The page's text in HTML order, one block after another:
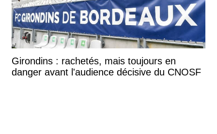
Girondins : rachetés, mais toujours en
danger avant l'audience décisive du CNOSF